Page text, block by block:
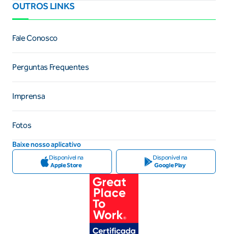
OUTROS LINKS
Fale Conosco
Perguntas Frequentes
Imprensa
Fotos
Baixe nosso aplicativo
Disponível na
Apple Store
Disponível na
Google Play